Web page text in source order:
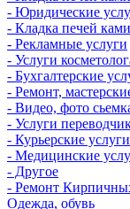
- Юридические
- Кладка печей
- Рекламные услуги
- Услуги
- Бухгалтерские
- Ремонт,
- Видео, фото
- Услуги
- Курьерские услуги
- Медицинские
- Другое
- Ремонт
Одежда, обувь